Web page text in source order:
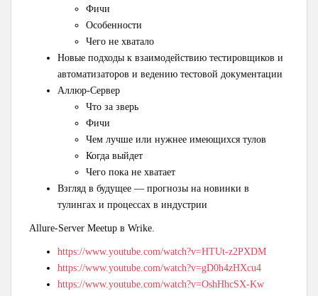
Фичи
Особенности
Чего не хватало
Новые подходы к взаимодействию тестировщиков и
автоматизаторов и ведению тестовой документации
Аллюр-Сервер
Что за зверь
Фичи
Чем лучше или нужнее имеющихся тулов
Когда выйдет
Чего пока не хватает
Взгляд в будущее — прогнозы на новинки в
тулингах и процессах в индустрии
Allure-Server Meetup в Wrike.
https://www.youtube.com/watch?v=HTUt-z2PXDM
https://www.youtube.com/watch?v=gD0h4zHXcu4
https://www.youtube.com/watch?v=OshHhcSX-Kw